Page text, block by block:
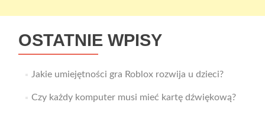
OSTATNIE WPISY
Jakie umiejętności gra Roblox rozwija u dzieci?
Czy każdy komputer musi mieć kartę dźwiękową?